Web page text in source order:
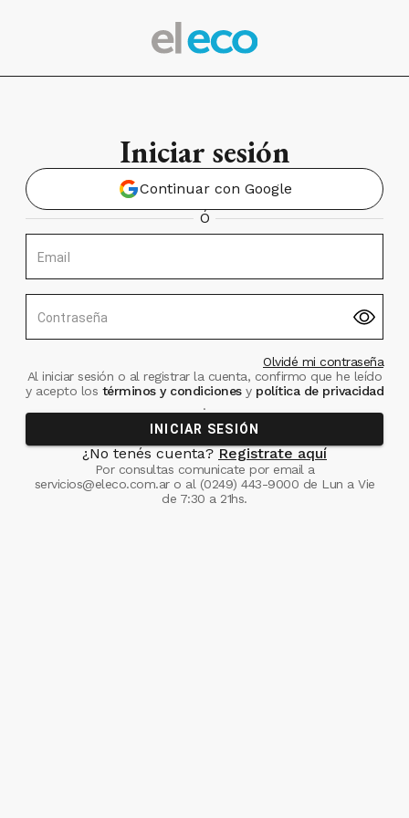
Iniciar sesión
Continuar con Google
Ó
Email
Contraseña
Olvidé mi contraseña
Al iniciar sesión o al registrar la cuenta, confirmo que he leído
y acepto los términos y condiciones ypolítica de privacidad
.
INICIAR SESIÓN
¿No tenés cuenta? Registrate aquí
Por consultas comunicate por email a
servicios@eleco.com.aro al (0249) 443-9000 de Lun a Vie
de 7:30 a 21hs.